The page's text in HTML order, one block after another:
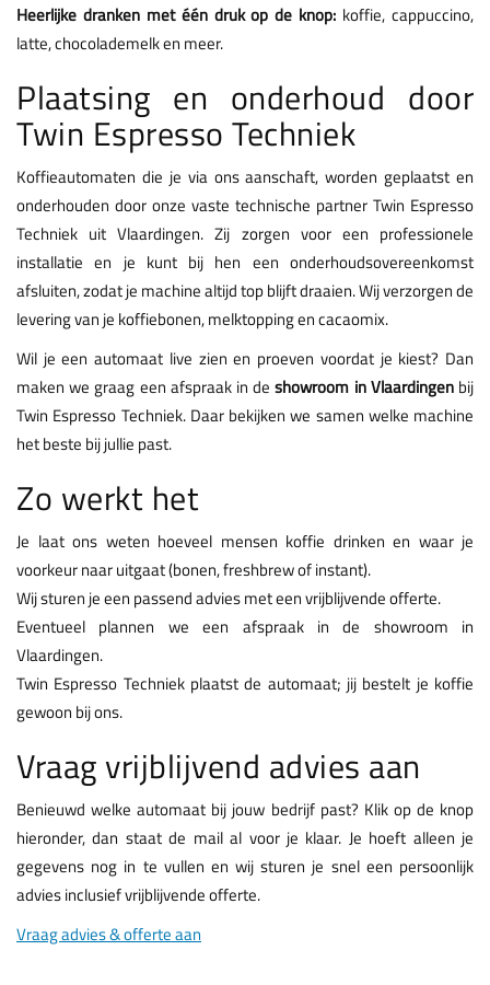
Heerlijke dranken met één druk op de knop: koffie, cappuccino,
latte, chocolademelk en meer.
Plaatsing en onderhoud door
Twin Espresso Techniek
Koffieautomaten die je via ons aanschaft, worden geplaatst en
onderhouden door onze vaste technische partner Twin Espresso
Techniek uit Vlaardingen. Zij zorgen voor een professionele
installatie en je kunt bij hen een onderhoudsovereenkomst
afsluiten, zodat je machine altijd top blijft draaien. Wij verzorgen de
levering van je koffiebonen, melktopping en cacaomix.
Wil je een automaat live zien en proeven voordat je kiest? Dan
maken we graag een afspraak in deshowroom in Vlaardingenbij
Twin Espresso Techniek. Daar bekijken we samen welke machine
het beste bij jullie past.
Zo werkt het
Je laat ons weten hoeveel mensen koffie drinken en waar je
voorkeur naar uitgaat (bonen, freshbrew of instant).
Wij sturen je een passend advies met een vrijblijvende offerte.
Eventueel plannen we een afspraak in de showroom in
Vlaardingen.
Twin Espresso Techniek plaatst de automaat; jij bestelt je koffie
gewoon bij ons.
Vraag vrijblijvend advies aan
Benieuwd welke automaat bij jouw bedrijf past? Klik op de knop
hieronder, dan staat de mail al voor je klaar. Je hoeft alleen je
gegevens nog in te vullen en wij sturen je snel een persoonlijk
advies inclusief vrijblijvende offerte.
Vraag advies & offerte aan